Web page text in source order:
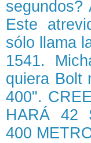
segundos?
Este
sólo llama
1541.
quiera Bolt
400".
HARÁ 42
400